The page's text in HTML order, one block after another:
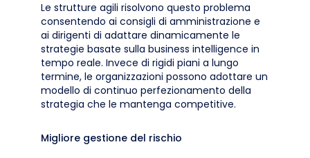
Le strutture agili risolvono questo problema
consentendo ai consigli di amministrazione e
ai dirigenti di adattare dinamicamente le
strategie basate sulla business intelligence in
tempo reale. Invece di rigidi piani a lungo
termine, le organizzazioni possono adottare un
modello di continuo perfezionamento della
strategia che le mantenga competitive.
Migliore gestione del rischio